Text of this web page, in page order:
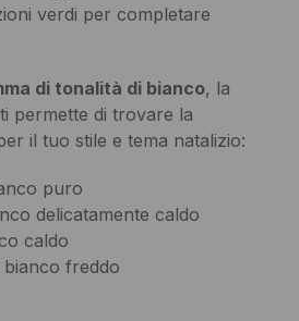
verdi per completare
di tonalità di bianco, la
permette di trovare la
il tuo stile e tema natalizio:
puro
delicatamente caldo
caldo
bianco freddo